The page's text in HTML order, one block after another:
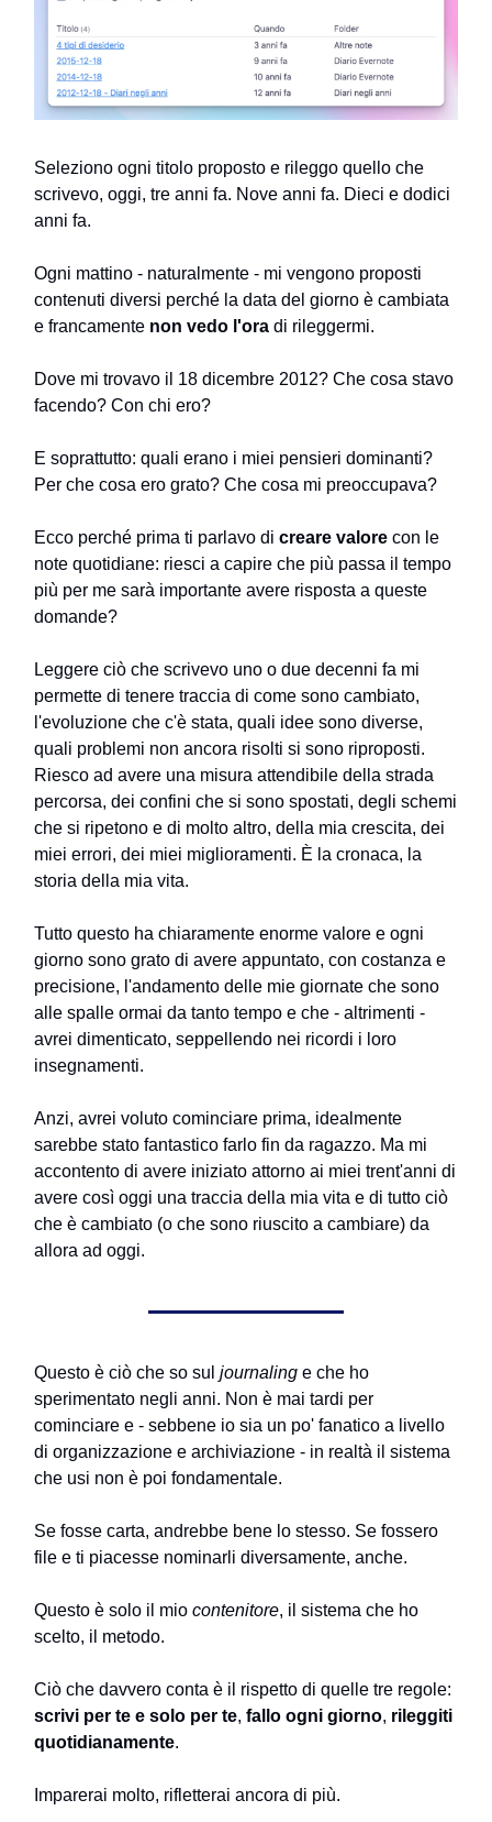
Seleziono ogni titolo proposto e rileggo quello che
scrivevo, oggi, tre anni fa. Nove anni fa. Dieci e dodici
anni fa.
Ogni mattino - naturalmente - mi vengono proposti
contenuti diversi perché la data del giorno è cambiata
e francamente non vedo l'ora di rileggermi.
Dove mi trovavo il 18 dicembre 2012? Che cosa stavo
facendo? Con chi ero?
E soprattutto: quali erano i miei pensieri dominanti?
Per che cosa ero grato? Che cosa mi preoccupava?
Ecco perché prima ti parlavo di creare valore con le
note quotidiane: riesci a capire che più passa il tempo
più per me sarà importante avere risposta a queste
domande?
Leggere ciò che scrivevo uno o due decenni fa mi
permette di tenere traccia di come sono cambiato,
l'evoluzione che c'è stata, quali idee sono diverse,
quali problemi non ancora risolti si sono riproposti.
Riesco ad avere una misura attendibile della strada
percorsa, dei confini che si sono spostati, degli schemi
che si ripetono e di molto altro, della mia crescita, dei
miei errori, dei miei miglioramenti. È la cronaca, la
storia della mia vita.
Tutto questo ha chiaramente enorme valore e ogni
giorno sono grato di avere appuntato, con costanza e
precisione, l'andamento delle mie giornate che sono
alle spalle ormai da tanto tempo e che - altrimenti -
avrei dimenticato, seppellendo nei ricordi i loro
insegnamenti.
Anzi, avrei voluto cominciare prima, idealmente
sarebbe stato fantastico farlo fin da ragazzo. Ma mi
accontento di avere iniziato attorno ai miei trent'anni di
avere così oggi una traccia della mia vita e di tutto ciò
che è cambiato (o che sono riuscito a cambiare) da
allora ad oggi.
Questo è ciò che so sul journaling e che ho
sperimentato negli anni. Non è mai tardi per
cominciare e - sebbene io sia un po' fanatico a livello
di organizzazione e archiviazione - in realtà il sistema
che usi non è poi fondamentale.
Se fosse carta, andrebbe bene lo stesso. Se fossero
file e ti piacesse nominarli diversamente, anche.
Questo è solo il mio contenitore, il sistema che ho
scelto, il metodo.
Ciò che davvero conta è il rispetto di quelle tre regole:
scrivi per te e solo per te, fallo ogni giorno, rileggiti
quotidianamente.
Imparerai molto, rifletterai ancora di più.